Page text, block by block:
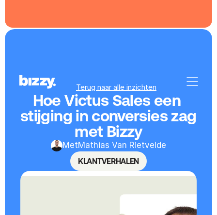
Terug naar alle inzichten
Hoe Victus Sales een
stijging in conversies zag
met Bizzy
MetMathias Van Rietvelde
KLANTVERHALEN